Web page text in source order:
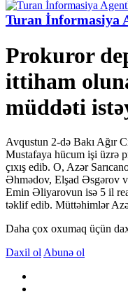
Turan İnformasiya
Prokuror
ittiham
müddəti
Avqustun 2-də Bakı Ağır
Mustafaya hücum işi üzrə
çıxış edib. O, Azər
Əhmədov, Elşad Əsgərov
Emin Əliyarovun isə 5 il
təklif edib. Müttəhimlər
Daha çox oxumaq üçün
Daxil ol Abunə ol